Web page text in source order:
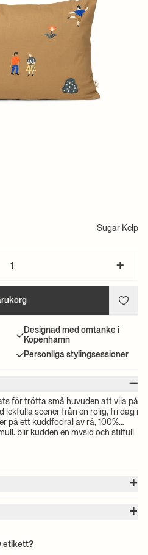
Sugar Kelp
+
Designad med omtanke i
Köpenhamn
Personliga stylingsessioner
–
för trötta små huvuden att vila på
lekfulla scener från en rolig, fri dag i
på ett kuddfodral av rå, 100%
blir kudden en mysig och stilfull
+
ekologiskt bomullstyg med broderi.
+
beställning kommer att
om beräknad leveranstid och
etikett?